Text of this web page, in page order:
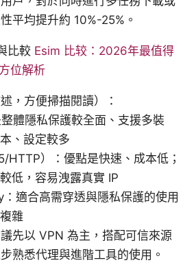
平均提升約 10%-25%。
比較 Esim 比较：2026年最值得
位解析
，方便掃描閱讀）：
體隱私保護較全面、支援多裝
、設定較多
HTTP）：優點是快速、成本低；
低，容易洩露真實 IP
適合高需穿透與隱私保護的使用
雜
先以 VPN 為主，搭配可信來源
熟悉代理與進階工具的使用。